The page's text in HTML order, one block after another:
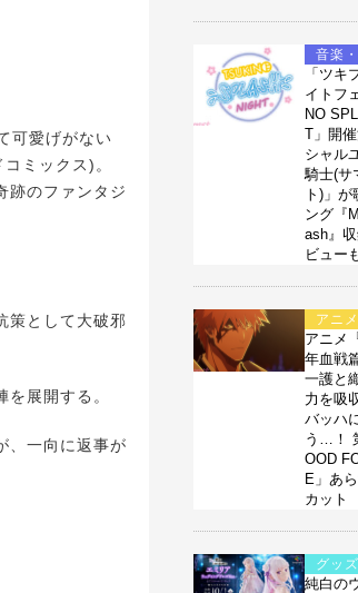
可愛げがない
ミックス)。
跡のファンタジ
策として大破邪
展開する。
、一向に返事が
音楽
「ツキ
イトフ
NO
T」開
シャル
騎士(サ
ト)」
ング『
ash』
ビュー
アニメ
アニメ
年血戦
一護と
力を吸
バッハ
う…！
OOD
E」あ
カット
グッズ
純白の